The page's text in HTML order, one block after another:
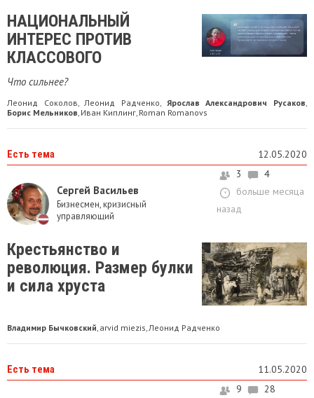
НАЦИОНАЛЬНЫЙ
ИНТЕРЕС ПРОТИВ
КЛАССОВОГО
Что сильнее?
Леонид Соколов Леонид Радченко Ярослав Александрович Русаков
Борис Мельников Иван Киплинг Roman Romanovs
Есть тема 12.05.2020
Сергей Васильев
Бизнесмен, кризисный
управляющий
3
4
больше месяца
назад
Крестьянство и
революция. Размер булки
и сила хруста
Владимир Бычковский, arvid miezis,Леонид Радченко
Есть тема 11.05.2020
9
28